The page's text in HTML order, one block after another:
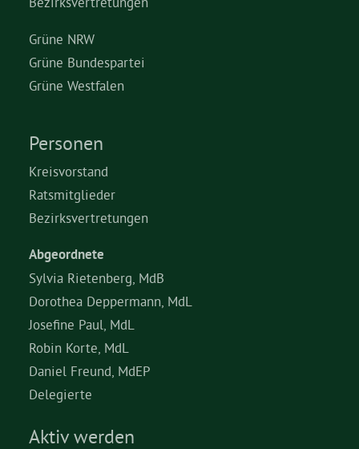
Grüne NRW
Grüne Bundespartei
Grüne Westfalen
Personen
Kreisvorstand
Ratsmitglieder
Bezirksvertretungen
Abgeordnete
Sylvia Rietenberg, MdB
Dorothea Deppermann, MdL
Josefine Paul, MdL
Robin Korte, MdL
Daniel Freund, MdEP
Delegierte
Aktiv werden